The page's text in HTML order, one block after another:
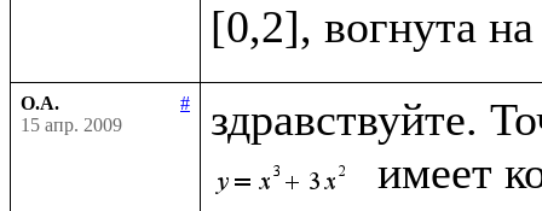
О.А.
#
15 апр. 2009
здравствуйте.
имеет